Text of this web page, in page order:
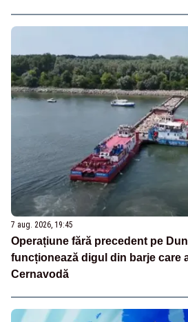
7 aug. 2026, 19:45
Operațiune fără precedent pe
funcționează digul din barje care
Cernavodă